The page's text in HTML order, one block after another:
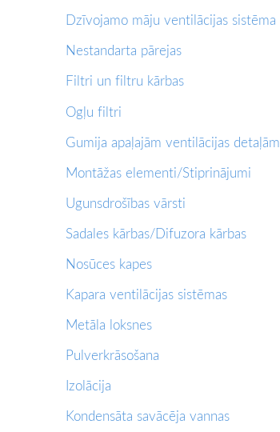
Dzīvojamo māju ventilācijas sistēma
Nestandarta pārejas
Filtri un filtru kārbas
Ogļu filtri
Gumija apaļajām ventilācijas detaļām
Montāžas elementi/Stiprinājumi
Ugunsdrošības vārsti
Sadales kārbas/Difuzora kārbas
Nosūces kapes
Kapara ventilācijas sistēmas
Metāla loksnes
Pulverkrāsošana
Izolācija
Kondensāta savācēja vannas